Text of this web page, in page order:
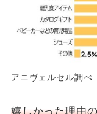
アニヴェルセル調べ
嬉しかった理由